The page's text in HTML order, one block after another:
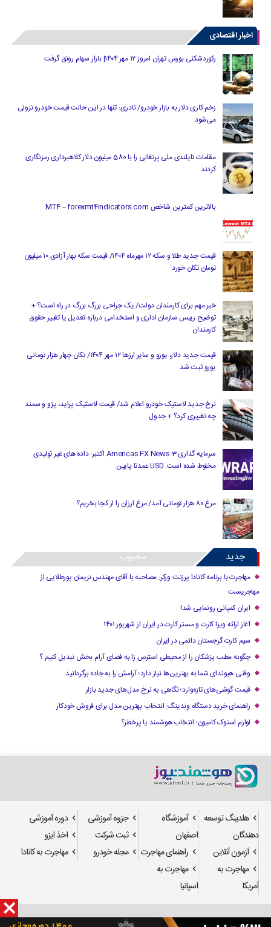
اخبار اقتصادی
رکوردشکنی بورس تهران امروز ۱۲ مهر ۱۴۰۴| بازار سهام رونق گرفت
زخم کاری دلار به بازار خودرو/ نادری: تنها در این حالت قیمت خودرو نزولی
می‌شود
مقامات تایلندی ملی پرتغالی را با 580 میلیون دلار کلاهبرداری رمزنگاری
کردند
بالاترین کمترین شاخص MT4 – forexmt4indicators.com
قیمت جدید طلا و سکه ۱۲ مهرماه ۱۴۰۴/ قیمت سکه بهار آزادی ۱۰ میلیون
تومان تکان خورد
خبر مهم برای کارمندان دولت/ یک جراحی بزرگ بزرگ در راه است؟ +
توضیح رییس سازمان اداری و استخدامی درباره تعدیل یا تغییر حقوق
کارمندان
قیمت جدید دلار، یورو و سایر ارزها ۱۲ مهر ۱۴۰۴/ تکان چهار هزار تومانی
یورو ثبت شد
نرخ جدید لاستیک خودرو اعلام شد/ قیمت لاستیک پراید، پژو و سمند
چه تغییری کرد؟ + جدول
سرمایه گذاری Americas FX News 3 اکتبر: داده های غیر تولیدی
مخلوط شده است. USD عمدتا پایین.
مرغ ۸۰ هزار تومانی آمد/ مرغ ارزان را از کجا بخریم؟
جدید محبوب
مهاجرت با برنامه کانادا پرزنت ورکر: مصاحبه با آقای مهندس نریمان پورطلایی از
مهاجریست
ایران کمپانی رونمایی شد!
آغاز ارائه ویزا کارت و مستر کارت در ایران از شهریور ۱۴۰۱
سیم کارت گرجستان دائمی در ایران
چگونه مطب پزشکان را از محیطی استرس زا به فضای آرام بخش تبدیل کنیم ؟
وقتی هیوندای شما به بهترین‌ها نیاز دارد؛ آرامش را به جاده برگردانید
قیمت گوشی‌های تازه‌وارد؛ نگاهی به نرخ مدل‌های جدید بازار
راهنمای خرید دستگاه وندینگ: انتخاب بهترین مدل برای فروش خودکار
لوازم استوک کامیون؛ انتخاب هوشمند یا پرخطر؟
هلدینگ توسعه
دهندگان
آموزشگاه
اصفهان
جزوه آموزشی
دوره آموزشی
ثبت شرکت
اخذ ایزو
آزمون آنلاین
راهنمای مهاجرت مجله خودرو
مهاجرت به کانادا
مهاجرت به
آمریکا
مهاجرت به
اسپانیا